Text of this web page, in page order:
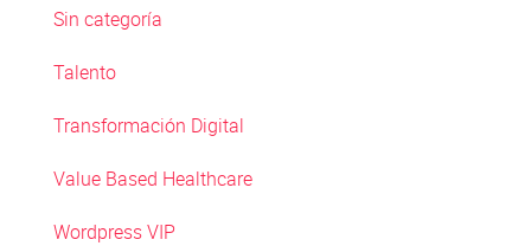
Sin categoría
Talento
Transformación Digital
Value Based Healthcare
Wordpress VIP